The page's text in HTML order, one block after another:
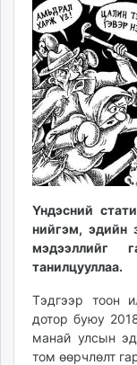
ikon.mn
mnb.mn
Livetv.mn
Eguur.mn
24tsag.mn
shuud.mn
eagle.mn
ergelt.mn
today.mn
zuv.mn
mminfo.mn
urlag.mn
unen.mn
asu.mn
Үндэсний
нийгэм, эдийн
мэдээллийг
танилцууллаа.
Тэдгээр тоон
дотор буюу
манай улсын
том өөрчлөлт